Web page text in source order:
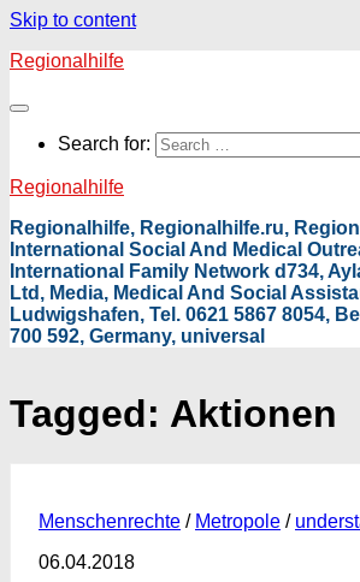
Skip to content
Regionalhilfe
Search for:
Regionalhilfe
Regionalhilfe, Regionalhilfe.ru,
International Social And Medical
International Family Network d734,
Ltd, Media, Medical And Social
Ludwigshafen, Tel. 0621 5867 8054,
700 592, Germany, universal
Tagged: Aktionen
Menschenrechte / Metropole /
06.04.2018